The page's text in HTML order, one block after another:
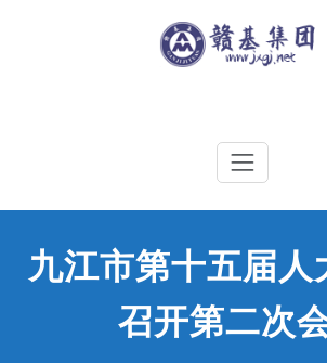
江西赣基集团工程有限
九江市第十五届人
召开第二次